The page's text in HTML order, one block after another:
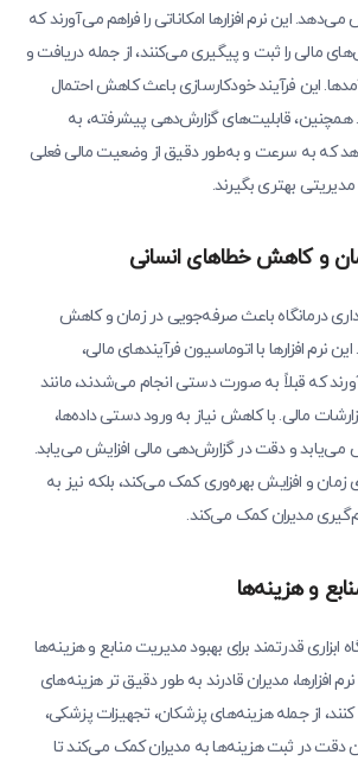
این نرم افزارها امکاناتی را فراهم می‌آورند که
مالی را ثبت و پیگیری می‌کنند، از جمله دریافت و
این فرآیند خودکارسازی باعث کاهش احتمال
قابلیت‌های گزارش‌دهی پیشرفته، به
که به سرعت و به‌طور دقیق از وضعیت مالی فعلی
بهتری بگیرند.
درمانگاه باعث صرفه‌جویی در زمان و کاهش
نرم افزارها با اتوماسیون فرآیندهای مالی،
که قبلاً به صورت دستی انجام می‌شدند، مانند
مالی. با کاهش نیاز به ورود دستی داده‌ها،
می‌یابد و دقت در گزارش‌دهی مالی افزایش می‌یابد.
زمان و افزایش بهره‌وری کمک می‌کند، بلکه نیز به
مدیران کمک می‌کند.
ابزاری قدرتمند برای بهبود مدیریت منابع و هزینه‌ها
افزارها، مدیران قادرند به طور دقیق تر هزینه‌های
از جمله هزینه‌های پزشکان، تجهیزات پزشکی،
دقت در ثبت هزینه‌ها به مدیران کمک می‌کند تا